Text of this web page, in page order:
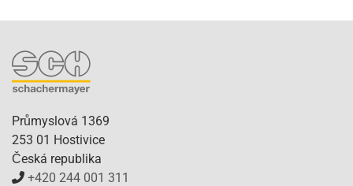
Průmyslová 1369
253 01 Hostivice
Česká republika
+420 244 001 311